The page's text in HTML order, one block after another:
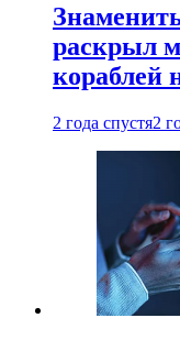
раскрыл
кораблей
2 года спустя2